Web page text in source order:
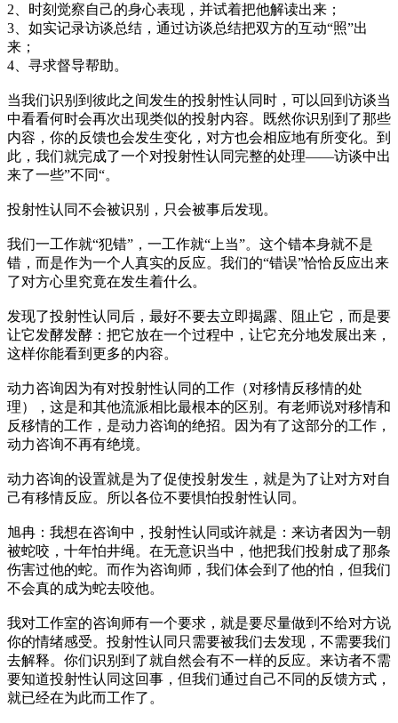
2、时刻觉察自己的身心表现，并试着把他解读出来；
3、如实记录访谈总结，通过访谈总结把双方的互动“照”出
来；
4、寻求督导帮助。
当我们识别到彼此之间发生的投射性认同时，可以回到访谈当
中看看何时会再次出现类似的投射内容。既然你识别到了那些
内容，你的反馈也会发生变化，对方也会相应地有所变化。到
此，我们就完成了一个对投射性认同完整的处理——访谈中出
来了一些”不同“。
投射性认同不会被识别，只会被事后发现。
我们一工作就“犯错”，一工作就“上当”。这个错本身就不是
错，而是作为一个人真实的反应。我们的“错误”恰恰反应出来
了对方心里究竟在发生着什么。
发现了投射性认同后，最好不要去立即揭露、阻止它，而是要
让它发酵发酵：把它放在一个过程中，让它充分地发展出来，
这样你能看到更多的内容。
动力咨询因为有对投射性认同的工作（对移情反移情的处
理），这是和其他流派相比最根本的区别。有老师说对移情和
反移情的工作，是动力咨询的绝招。因为有了这部分的工作，
动力咨询不再有绝境。
动力咨询的设置就是为了促使投射发生，就是为了让对方对自
己有移情反应。所以各位不要惧怕投射性认同。
旭冉：我想在咨询中，投射性认同或许就是：来访者因为一朝
被蛇咬，十年怕井绳。在无意识当中，他把我们投射成了那条
伤害过他的蛇。而作为咨询师，我们体会到了他的怕，但我们
不会真的成为蛇去咬他。
我对工作室的咨询师有一个要求，就是要尽量做到不给对方说
你的情绪感受。投射性认同只需要被我们去发现，不需要我们
去解释。你们识别到了就自然会有不一样的反应。来访者不需
要知道投射性认同这回事，但我们通过自己不同的反馈方式，
就已经在为此而工作了。